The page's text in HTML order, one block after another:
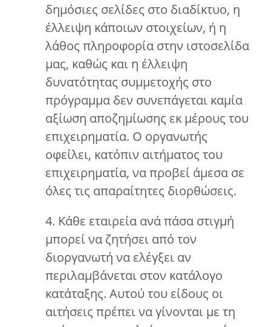
δημόσιες σελίδες στο διαδίκτυο, η
έλλειψη κάποιων στοιχείων, ή η
λάθος πληροφορία στην ιστοσελίδα
μας, καθώς και η έλλειψη
δυνατότητας συμμετοχής στο
πρόγραμμα δεν συνεπάγεται καμία
αξίωση αποζημίωσης εκ μέρους του
επιχειρηματία. Ο οργανωτής
οφείλει, κατόπιν αιτήματος του
επιχειρηματία, να προβεί άμεσα σε
όλες τις απαραίτητες διορθώσεις.
4. Κάθε εταιρεία ανά πάσα στιγμή
μπορεί να ζητήσει από τον
διοργανωτή να ελέγξει αν
περιλαμβάνεται στον κατάλογο
κατάταξης. Αυτού του είδους οι
αιτήσεις πρέπει να γίνονται με τη